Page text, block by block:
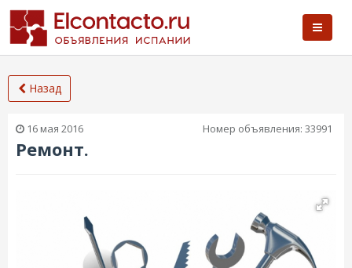
Назад
16 мая 2016 Номер объявления: 33991
Ремонт.